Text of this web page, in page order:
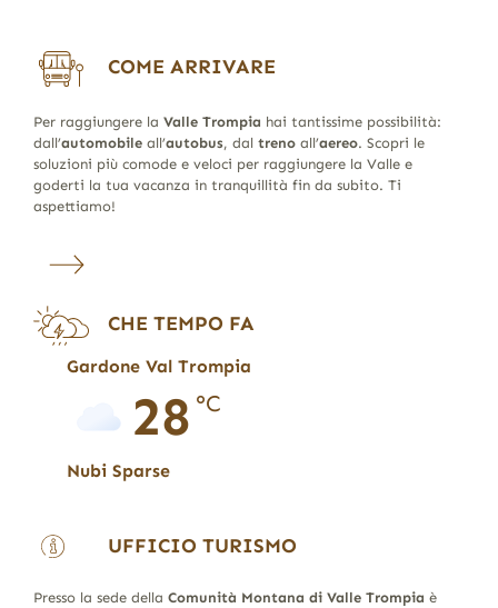
COME ARRIVARE
Per raggiungere la Valle Trompia hai tantissime possibilità:
dall’automobileall’autobus, dal trenoall’aereo. Scopri le
soluzioni più comode e veloci per raggiungere la Valle e
goderti la tua vacanza in tranquillità fin da subito. Ti
aspettiamo!
CHE TEMPO FA
Gardone Val Trompia
28 °C
Nubi Sparse
UFFICIO TURISMO
Presso la sede della Comunità Montana di Valle Trompia è